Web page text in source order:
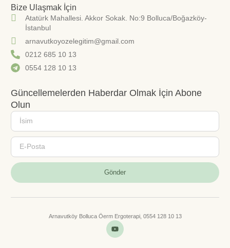
Bize Ulaşmak İçin
Atatürk Mahallesi. Akkor Sokak. No:9 Bolluca/Boğazköy-
İstanbul
arnavutkoyozelegitim@gmail.com
0212 685 10 13
0554 128 10 13
Güncellemelerden Haberdar Olmak İçin Abone
Olun
Gönder
Arnavutköy Bolluca Öerm Ergoterapi, 0554 128 10 13